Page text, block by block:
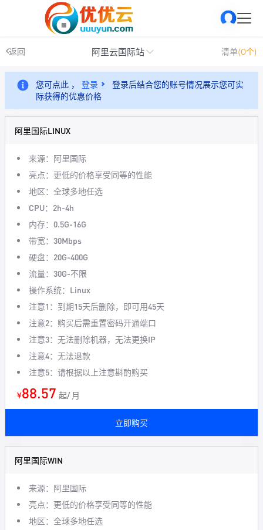
返回 阿里云国际站 清单(0个)
您可点此 ， 登录
登录后结合您的账号情况展示您可实
际获得的优惠价格
阿里国际LINUX
来源：阿里国际
亮点：更低的价格享受同等的性能
地区：全球多地任选
CPU：2h-4h
内存：0.5G-16G
带宽：30Mbps
硬盘：20G-400G
流量：30G-不限
操作系统：Linux
注意1：到期15天后删除，即可用45天
注意2：购买后需重置密码开通端口
注意3：无法删除机器，无法更换IP
注意4：无法退款
注意5：请根据以上注意斟酌购买
¥88.57 起/ 月
立即购买
阿里国际WIN
来源：阿里国际
亮点：更低的价格享受同等的性能
地区：全球多地任选